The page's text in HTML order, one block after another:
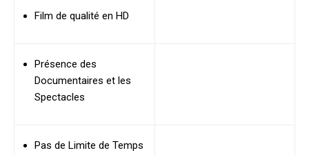
Film de qualité en HD
Présence des
Documentaires et les
Spectacles
Pas de Limite de Temps